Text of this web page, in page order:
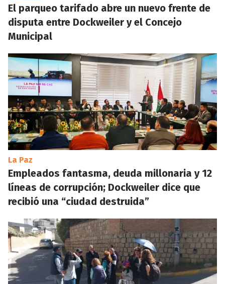
El parqueo tarifado abre un nuevo frente de
disputa entre Dockweiler y el Concejo
Municipal
La Paz
Empleados fantasma, deuda millonaria y 12
líneas de corrupción; Dockweiler dice que
recibió una “ciudad destruida”